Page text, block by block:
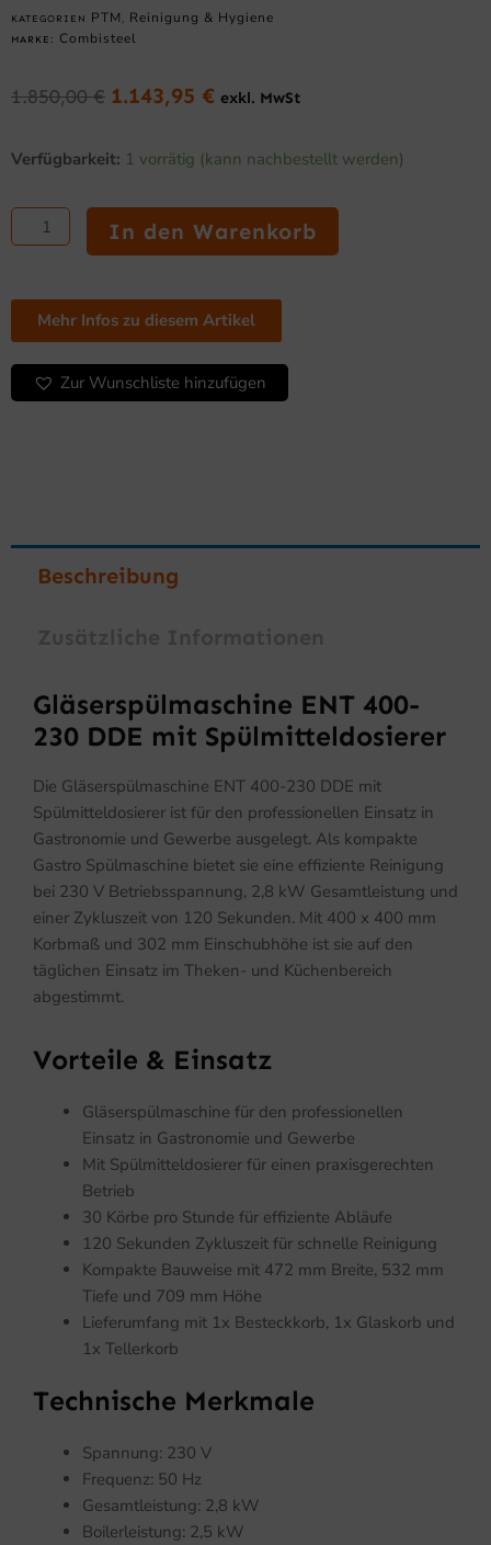
KATEGORIEN PTM Reinigung & Hygiene
MARKE: Combisteel
1.850,00€ Ursprünglicher
war:
1.850,00 €
1.143,95 € Aktueller
ist:
exkl. MwSt
Verfügbarkeit: 1 vorrätig (kann nachbestellt werden)
ENT
230
DDE
Menge
In den Warenkorb
Mehr Infos zu diesem Artikel
Zur Wunschliste hinzufügen
Beschreibung
Gläserspülmaschine ENT 400-
230 DDE mit Spülmitteldosierer
Die Gläserspülmaschine ENT 400-230 DDE mit
Spülmitteldosierer ist für den professionellen Einsatz in
Gastronomie und Gewerbe ausgelegt. Als kompakte
Gastro Spülmaschine bietet sie eine effiziente Reinigung
bei 230 V Betriebsspannung, 2,8 kW Gesamtleistung und
einer Zykluszeit von 120 Sekunden. Mit 400 x 400 mm
Korbmaß und 302 mm Einschubhöhe ist sie auf den
täglichen Einsatz im Theken- und Küchenbereich
abgestimmt.
Vorteile & Einsatz
Gläserspülmaschine für den professionellen
Einsatz in Gastronomie und Gewerbe
Mit Spülmitteldosierer für einen praxisgerechten
Betrieb
30 Körbe pro Stunde für effiziente Abläufe
120 Sekunden Zykluszeit für schnelle Reinigung
Kompakte Bauweise mit 472 mm Breite, 532 mm
Tiefe und 709 mm Höhe
Lieferumfang mit 1x Besteckkorb, 1x Glaskorb und
1x Tellerkorb
Technische Merkmale
Spannung: 230 V
Frequenz: 50 Hz
Gesamtleistung: 2,8 kW
Boilerleistung: 2,5 kW